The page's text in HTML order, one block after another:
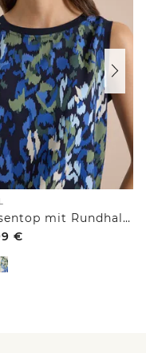
Blusentop mit Rundhals und Print
€